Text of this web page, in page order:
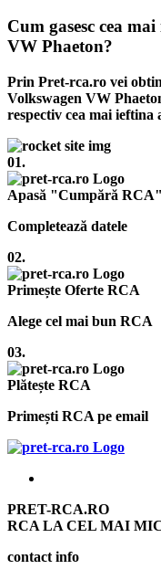
Cum gasesc cea
VW Phaeton?
Prin Pret-rca.ro vei
Volkswagen VW
respectiv cea mai
01.
Apasă "Cumpără RCA"
Completează datele
02.
Primește Oferte RCA
Alege cel mai bun RCA
03.
Plătește RCA
Primești RCA pe email
PRET-RCA.RO
RCA LA CEL MAI
contact info